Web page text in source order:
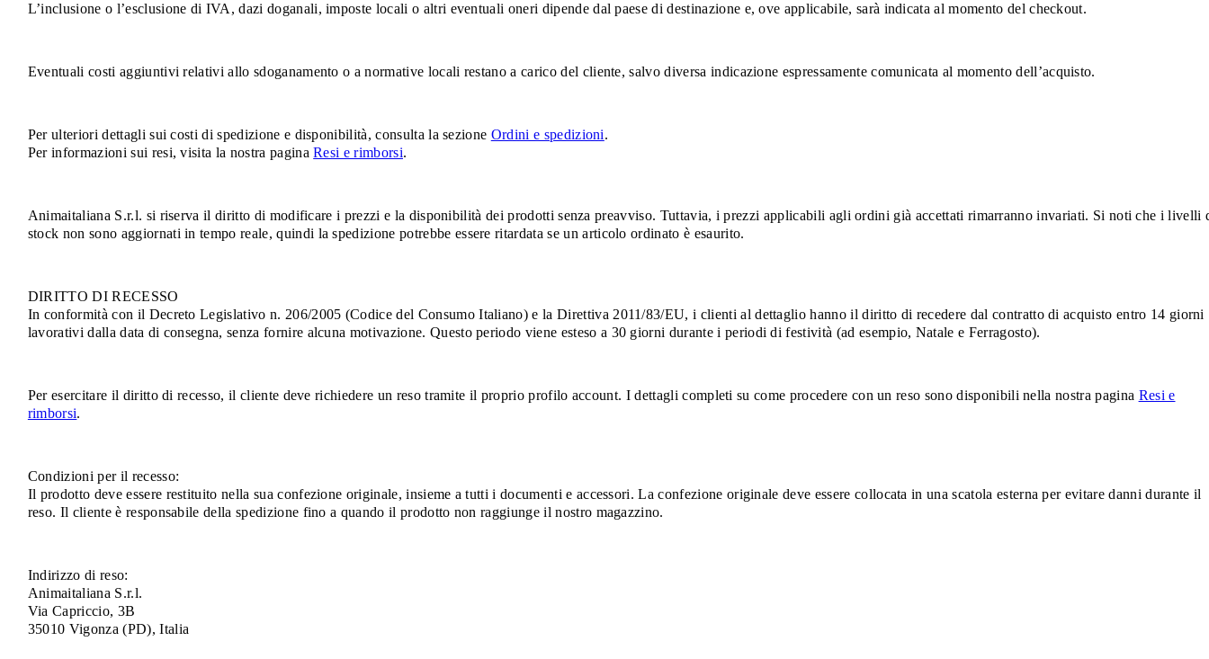
L’inclusione o l’esclusione di IVA, dazi doganali, imposte locali o altri eventuali oneri dipende dal paese di destinazione e, ove applicabile, sarà indicata al momento del checkout.
Eventuali costi aggiuntivi relativi allo sdoganamento o a normative locali restano a carico del cliente, salvo diversa indicazione espressamente comunicata al momento dell’acquisto.
Per ulteriori dettagli sui costi di spedizione e disponibilità, consulta la sezione Ordini e spedizioni.
Per informazioni sui resi, visita la nostra paginaResi e rimborsi.
Animaitaliana S.r.l. si riserva il diritto di modificare i prezzi e la disponibilità dei prodotti senza preavviso. Tuttavia, i prezzi applicabili agli ordini già accettati rimarranno invariati. Si noti che i livelli
stock non sono aggiornati in tempo reale, quindi la spedizione potrebbe essere ritardata se un articolo ordinato è esaurito.
DIRITTO DI RECESSO
In conformità con il Decreto Legislativo n. 206/2005 (Codice del Consumo Italiano) e la Direttiva 2011/83/EU, i clienti al dettaglio hanno il diritto di recedere dal contratto di acquisto entro 14 giorni
lavorativi dalla data di consegna, senza fornire alcuna motivazione. Questo periodo viene esteso a 30 giorni durante i periodi di festività (ad esempio, Natale e Ferragosto).
Per esercitare il diritto di recesso, il cliente deve richiedere un reso tramite il proprio profilo account. I dettagli completi su come procedere con un reso sono disponibili nella nostra pagina Resi e
rimborsi.
Condizioni per il recesso:
Il prodotto deve essere restituito nella sua confezione originale, insieme a tutti i documenti e accessori. La confezione originale deve essere collocata in una scatola esterna per evitare danni durante il
reso. Il cliente è responsabile della spedizione fino a quando il prodotto non raggiunge il nostro magazzino.
Indirizzo di reso:
Animaitaliana S.r.l.
Via Capriccio, 3B
35010 Vigonza (PD), Italia